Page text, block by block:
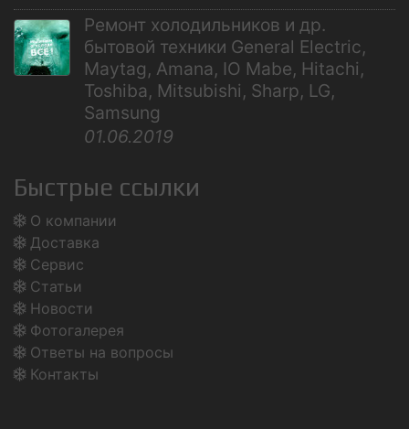
Ремонт холодильников и др.
бытовой техники General Electric,
Maytag, Amana, IO Mabe, Hitachi,
Toshiba, Mitsubishi, Sharp, LG,
Samsung
01.06.2019
Быстрые ссылки
О компании
Доставка
Сервис
Статьи
Новости
Фотогалерея
Ответы на вопросы
Контакты